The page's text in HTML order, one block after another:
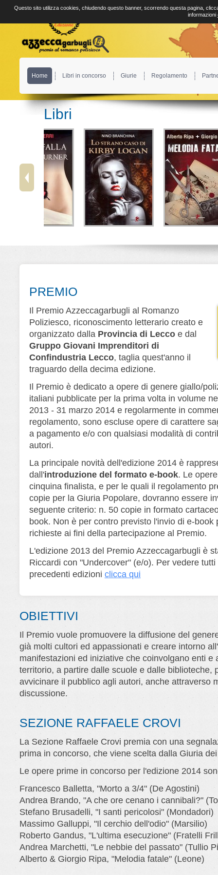
Home Libri in concorso Giurie Regolamento
Libri
Ripa
PREMIO
Il Premio Azzeccagarbugli al Romanzo
Poliziesco, riconoscimento letterario creato e
organizzato dalla Provincia di Lecco e dal
Gruppo Giovani Imprenditori di
Confindustria Lecco, taglia quest'anno il
traguardo della decima edizione.
Il Premio è dedicato a opere di genere giallo/
italiani pubblicate per la prima volta in volume
2013 - 31 marzo 2014 e regolarmente in
regolamento, sono escluse opere di carattere
a pagamento e/o con qualsiasi modalità di
autori.
La principale novità dell'edizione 2014 è
dall'introduzione del formato e-book. Le
cinquina finalista, e per le quali il regolamento
copie per la Giuria Popolare, dovranno essere
seguente criterio: n. 50 copie in formato
book. Non è per contro previsto l'invio di e-book
richieste ai fini della partecipazione al Premio.
L'edizione 2013 del Premio Azzeccagarbugli è
Riccardi con "Undercover" (e/o). Per vedere
precedenti edizioni clicca qui
OBIETTIVI
Il Premio vuole promuovere la diffusione del
già molti cultori ed appassionati e creare intorno
manifestazioni ed iniziative che coinvolgano enti e
territorio, a partire dalle scuole e dalle biblioteche,
avvicinare il pubblico agli autori, anche attraverso
discussione.
SEZIONE RAFFAELE CROVI
La Sezione Raffaele Crovi premia con una
prima in concorso, che viene scelta dalla Giuria
Le opere prime in concorso per l'edizione 2014
Francesco Balletta, "Morto a 3/4" (De Agostini)
Andrea Brando, "A che ore cenano i cannibali?"
Stefano Brusadelli, "I santi pericolosi" (Mondadori)
Massimo Galluppi, "Il cerchio dell'odio" (Marsilio)
Roberto Gandus, "L'ultima esecuzione" (Fratelli
Andrea Marchetti, "Le nebbie del passato" (Tullio
Alberto & Giorgio Ripa, "Melodia fatale" (Leone)
Questo sito utilizza cookies, chiudendo questo banner, scorrendo questa pagina,
informazioni